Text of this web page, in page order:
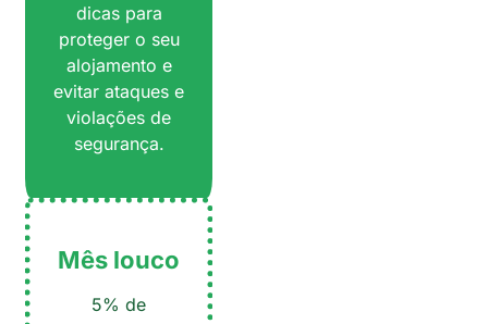
dicas para
proteger o seu
alojamento e
evitar ataques e
violações de
segurança.
Mês louco
5% de